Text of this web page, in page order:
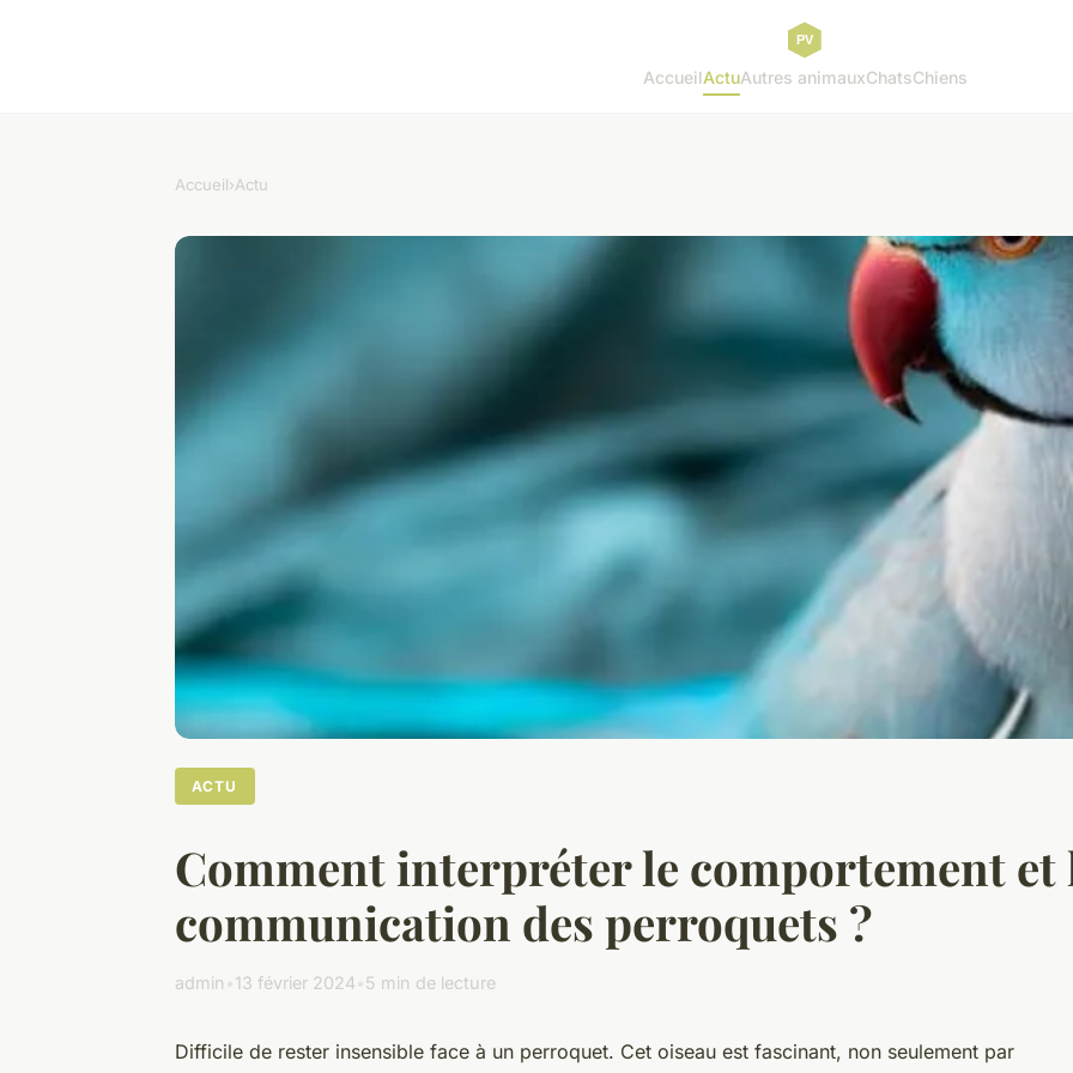
AccueilActuAutres animauxChatsChiens
Accueil›Actu
ACTU
Comment interpréter le comportement et
communication des perroquets ?
admin 13 février 2024 5 min de lecture
Difficile de rester insensible face à un perroquet. Cet oiseau est fascinant, non seulement par